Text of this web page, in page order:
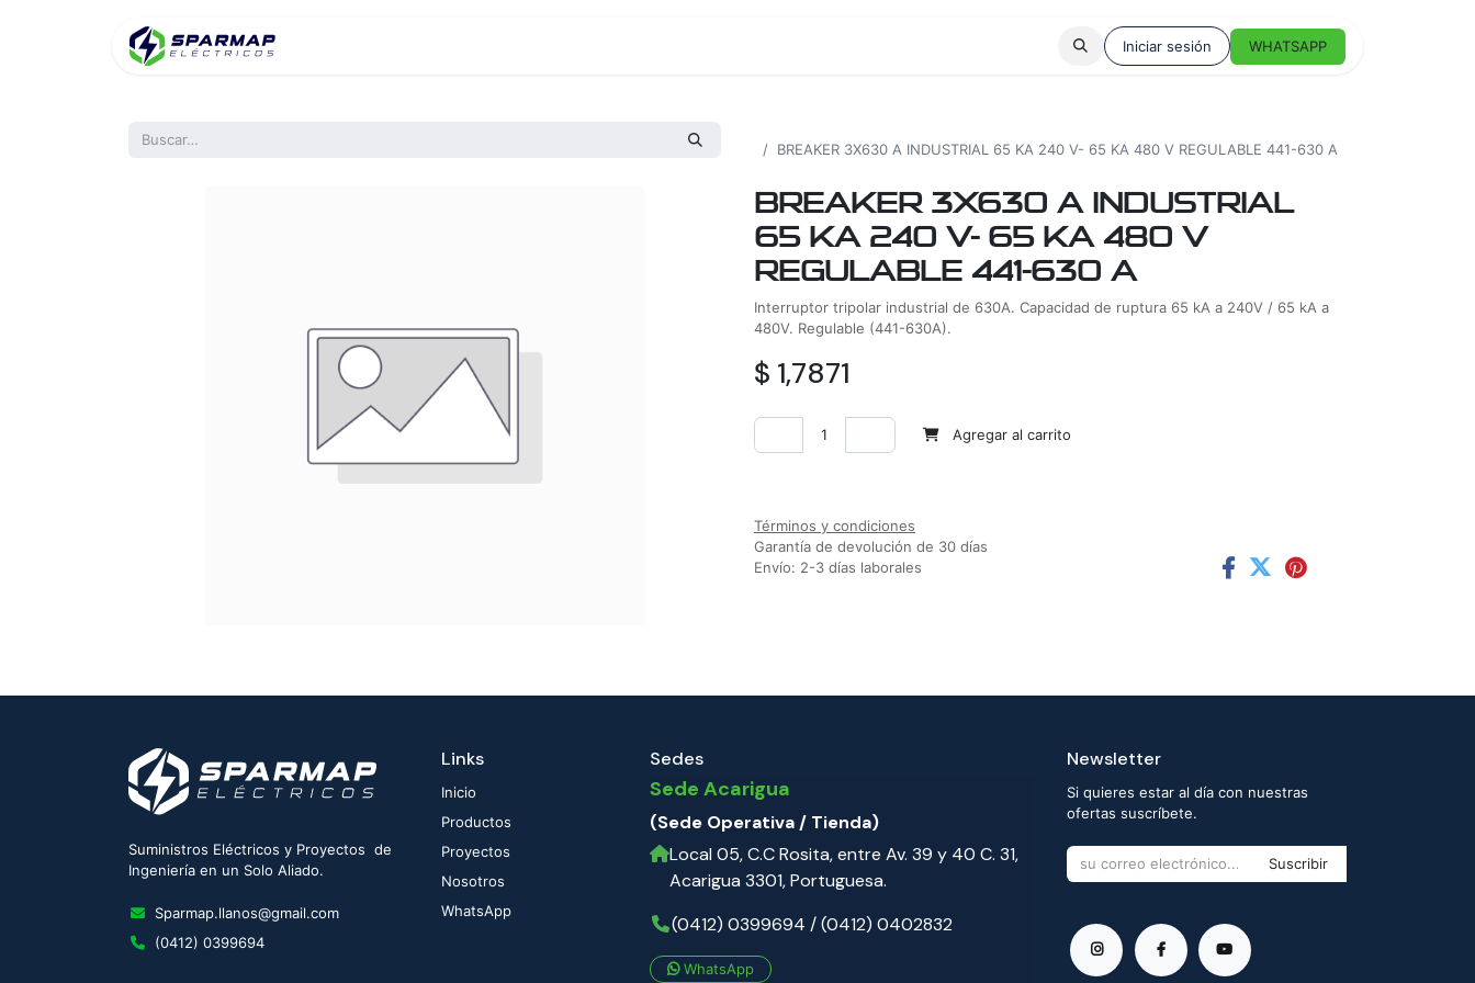
Iniciar sesión WHATSAPP
BREAKER 3X630 A INDUSTRIAL 65 KA 240 V- 65 KA 480 V REGULABLE 441-630 A
BREAKER 3X630 A INDUSTRIAL
65 KA 240 V- 65 KA 480 V
REGULABLE 441-630 A
Interruptor tripolar industrial de 630A. Capacidad de ruptura 65 kA a 240V / 65 kA a
480V. Regulable (441-630A).
$ 1,7871
Agregar al carrito
Términos y condiciones
Garantía de devolución de 30 días
Envío: 2-3 días laborales
Suministros Eléctricos y Proyectos de
Ingeniería en un Solo Aliado.
Sparmap.llanos@gmail.com
(0412) 0399694
Links
Inicio
Productos
Proyectos
Nosotros
WhatsApp
Sedes
Sede Acarigua
(Sede Operativa / Tienda)
Local 05, C.C Rosita, entre Av. 39 y 40 C. 31,
Acarigua 3301, Portuguesa.
(0412) 0399694 / (0412) 0402832
WhatsApp
Newsletter
Si quieres estar al día con nuestras
ofertas suscríbete.
Suscribir